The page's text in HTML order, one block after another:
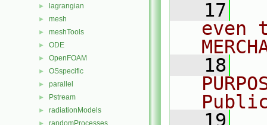
► lagrangian
► mesh
► meshTools
► ODE
► OpenFOAM
► OSspecific
► parallel
► Pstream
► radiationModels
randomProcesses
   17
even
   18
   19